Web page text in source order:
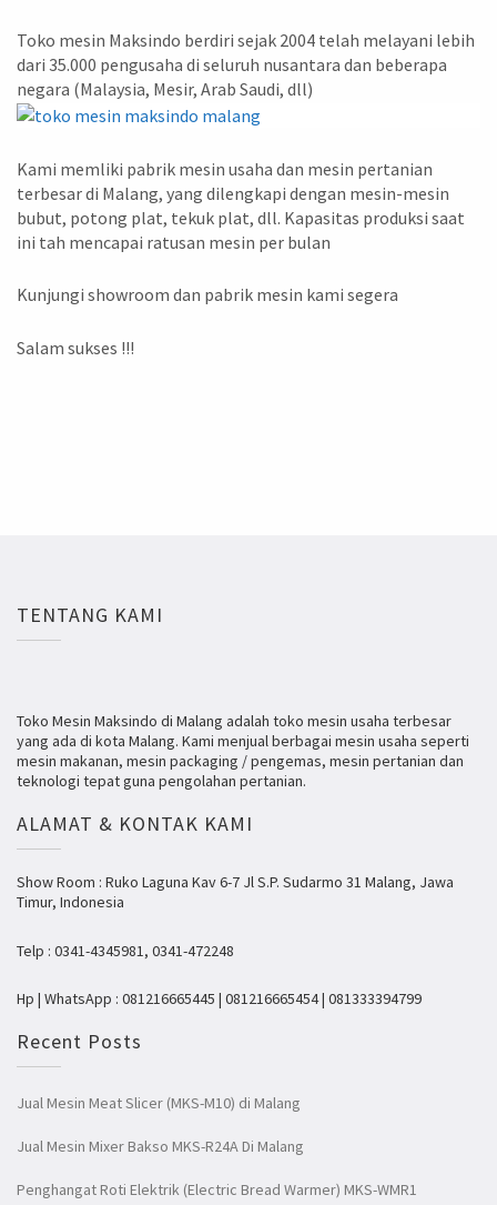
Toko mesin Maksindo berdiri sejak 2004 telah melayani lebih
dari 35.000 pengusaha di seluruh nusantara dan beberapa
negara (Malaysia, Mesir, Arab Saudi, dll)
Kami memliki pabrik mesin usaha dan mesin pertanian
terbesar di Malang, yang dilengkapi dengan mesin-mesin
bubut, potong plat, tekuk plat, dll. Kapasitas produksi saat
ini tah mencapai ratusan mesin per bulan
Kunjungi showroom dan pabrik mesin kami segera
Salam sukses !!!
TENTANG KAMI
Toko Mesin Maksindo di Malang adalah toko mesin usaha terbesar
yang ada di kota Malang. Kami menjual berbagai mesin usaha seperti
mesin makanan, mesin packaging / pengemas, mesin pertanian dan
teknologi tepat guna pengolahan pertanian.
ALAMAT & KONTAK KAMI
Show Room : Ruko Laguna Kav 6-7 Jl S.P. Sudarmo 31 Malang, Jawa
Timur, Indonesia
Telp : 0341-4345981, 0341-472248
Hp | WhatsApp : 081216665445 | 081216665454 | 081333394799
Recent Posts
Jual Mesin Meat Slicer (MKS-M10) di Malang
Jual Mesin Mixer Bakso MKS-R24A Di Malang
Penghangat Roti Elektrik (Electric Bread Warmer) MKS-WMR1